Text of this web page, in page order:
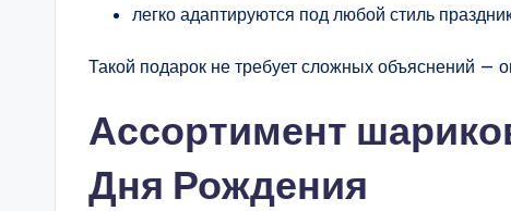
легко адаптируются под любой стиль
Такой подарок не требует сложных объяснений —
Ассортимент
Дня Рождения